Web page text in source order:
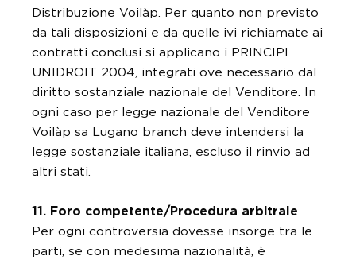
Distribuzione Voilàp. Per quanto non previsto
da tali disposizioni e da quelle ivi richiamate ai
contratti conclusi si applicano i PRINCIPI
UNIDROIT 2004, integrati ove necessario dal
diritto sostanziale nazionale del Venditore. In
ogni caso per legge nazionale del Venditore
Voilàp sa Lugano branch deve intendersi la
legge sostanziale italiana, escluso il rinvio ad
altri stati.
11. Foro competente/Procedura arbitrale
Per ogni controversia dovesse insorge tra le
parti, se con medesima nazionalità, è